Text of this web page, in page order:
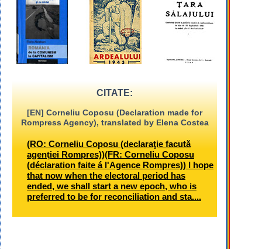
CITATE:
[EN] Corneliu Coposu (Declaration made for
Rompress Agency), translated by Elena Costea
(RO: Corneliu Coposu (declaraţie facută
agenţiei Rompres))(FR: Corneliu Coposu
(déclaration faite á l'Agence Rompres)) I hope
that now when the electoral period has
ended, we shall start a new epoch, who is
preferred to be for reconciliation and sta....